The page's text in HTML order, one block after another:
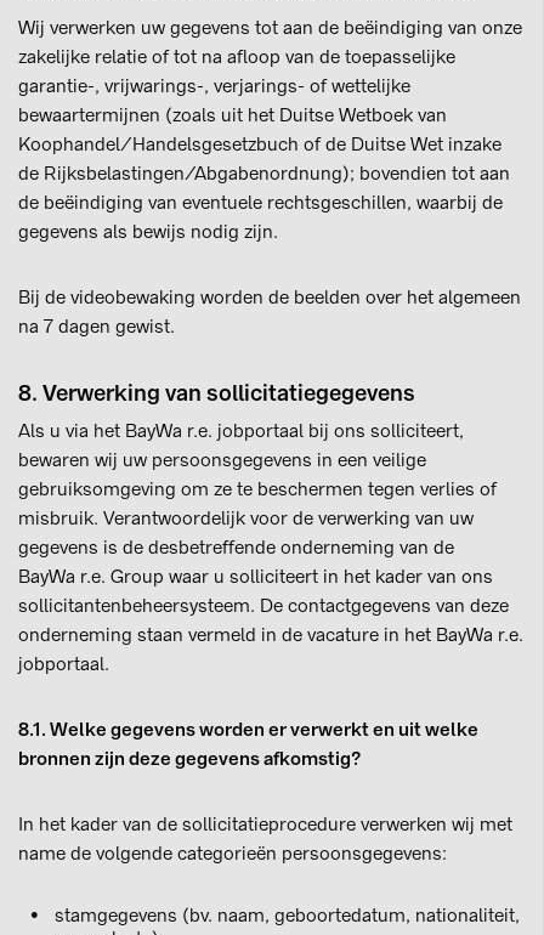
Wij verwerken uw gegevens tot aan de beëindiging van onze
zakelijke relatie of tot na afloop van de toepasselijke
garantie-, vrijwarings-, verjarings- of wettelijke
bewaartermijnen (zoals uit het Duitse Wetboek van
Koophandel/Handelsgesetzbuch of de Duitse Wet inzake
de Rijksbelastingen/Abgabenordnung); bovendien tot aan
de beëindiging van eventuele rechtsgeschillen, waarbij de
gegevens als bewijs nodig zijn.
Bij de videobewaking worden de beelden over het algemeen
na 7 dagen gewist.
8. Verwerking van sollicitatiegegevens
Als u via het BayWa r.e. jobportaal bij ons solliciteert,
bewaren wij uw persoonsgegevens in een veilige
gebruiksomgeving om ze te beschermen tegen verlies of
misbruik. Verantwoordelijk voor de verwerking van uw
gegevens is de desbetreffende onderneming van de
BayWa r.e. Group waar u solliciteert in het kader van ons
sollicitantenbeheersysteem. De contactgegevens van deze
onderneming staan vermeld in de vacature in het BayWa r.e.
jobportaal.
8.1. Welke gegevens worden er verwerkt en uit welke
bronnen zijn deze gegevens afkomstig?
In het kader van de sollicitatieprocedure verwerken wij met
name de volgende categorieën persoonsgegevens:
stamgegevens (bv. naam, geboortedatum, nationaliteit,